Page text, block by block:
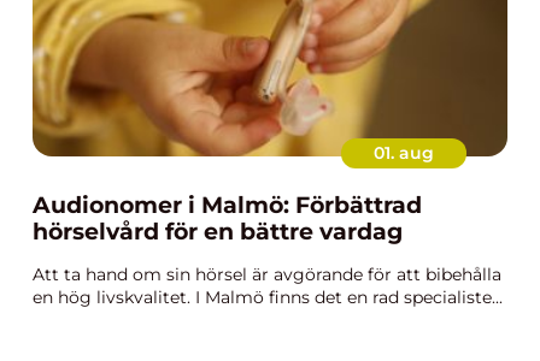
01. aug
Audionomer i Malmö: Förbättrad
hörselvård för en bättre vardag
Att ta hand om sin hörsel är avgörande för att bibehålla
en hög livskvalitet. I Malmö finns det en rad specialiste...